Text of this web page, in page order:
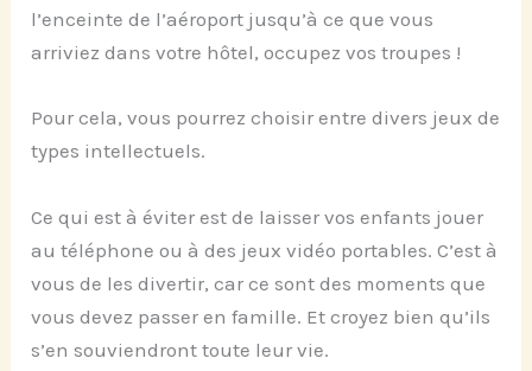
l’enceinte de l’aéroport jusqu’à ce que vous
arriviez dans votre hôtel, occupez vos troupes !
Pour cela, vous pourrez choisir entre divers jeux de
types intellectuels.
Ce qui est à éviter est de laisser vos enfants jouer
au téléphone ou à des jeux vidéo portables. C’est à
vous de les divertir, car ce sont des moments que
vous devez passer en famille. Et croyez bien qu’ils
s’en souviendront toute leur vie.